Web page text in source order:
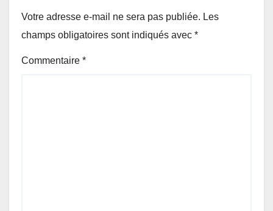
Votre adresse e-mail ne sera pas publiée. Les
champs obligatoires sont indiqués avec *
Commentaire *